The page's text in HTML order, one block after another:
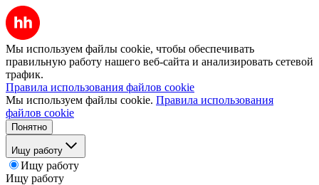
Мы используем файлы cookie, чтобы обеспечивать
правильную работу нашего веб-сайта и анализировать сетевой
трафик.
Правила использования файлов cookie
Мы используем файлы cookie. Правила использования
файлов cookie
Понятно
Ищу работу
Ищу работу
Ищу работу